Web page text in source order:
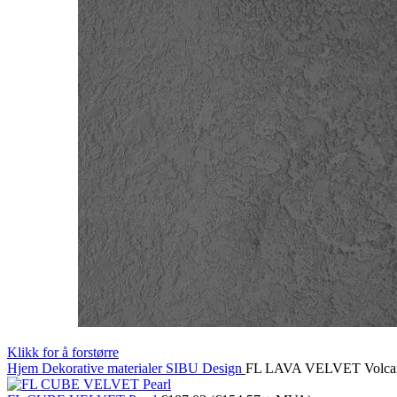
Klikk for å forstørre
Hjem Dekorative materialer SIBU Design FL LAVA VELVET